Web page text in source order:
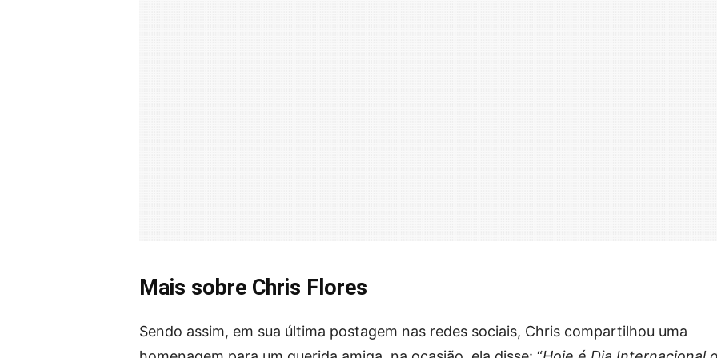
Mais sobre Chris Flores
Sendo assim, em sua última postagem nas redes sociais, Chris compartilhou uma